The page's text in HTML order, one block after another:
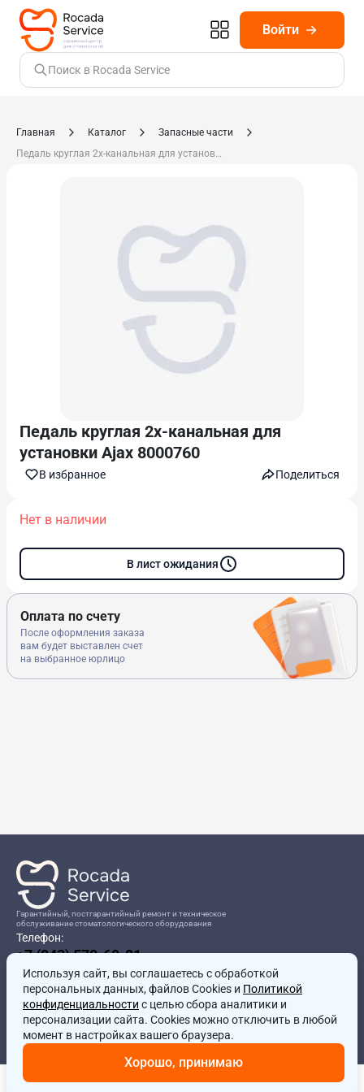
Войти
Поиск в Rocada Service
Главная Каталог
Запасные части
Педаль круглая 2х-канальная для установки Ajax 8000760
Педаль круглая 2х-канальная для
установки Ajax 8000760
В избранноe Поделиться
Нет в наличии
В лист ожидания
Оплата по счету
После оформления заказа
вам будет выставлен счет
на выбранное юрлицо
Гарантийный, постгарантийный ремонт и техническое
обслуживание стоматологического оборудования
Телефон:
+7 (843) 570-60-81
Режим работы:8:00-17:00
Адрес:
г.Казань, ул.Проспект Победы, д.204в
Почта:
service@rocadamed.ru
Другие проекты
Используя сайт, вы соглашаетесь с обработкой
персональных данных, файлов Cookies и Политикой
конфиденциальности с целью сбора аналитики и
персонализации сайта. Cookies можно отключить в любой
момент в настройках вашего браузера.
Хорошо, принимаю